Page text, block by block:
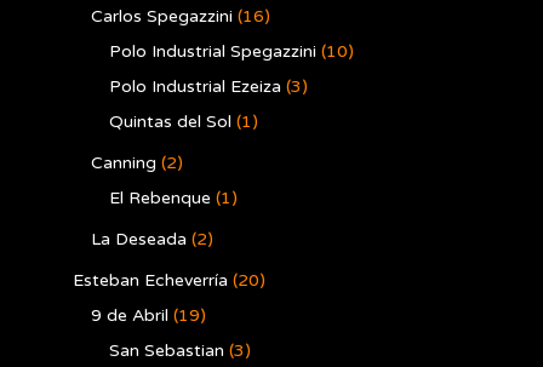
Carlos Spegazzini (16)
Polo Industrial Spegazzini (10)
Polo Industrial Ezeiza (3)
Quintas del Sol (1)
Canning (2)
El Rebenque (1)
La Deseada (2)
Esteban Echeverría (20)
9 de Abril (19)
San Sebastian (3)